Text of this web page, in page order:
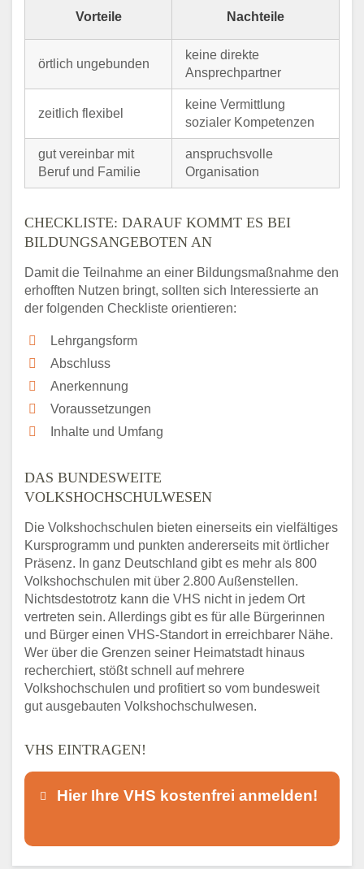
Vorteile Nachteile
örtlich ungebunden
keine direkte
Ansprechpartner
zeitlich flexibel
keine Vermittlung
sozialer Kompetenzen
gut vereinbar mit
Beruf und Familie
anspruchsvolle
Organisation
CHECKLISTE: DARAUF KOMMT ES BEI
BILDUNGSANGEBOTEN AN
Damit die Teilnahme an einer Bildungsmaßnahme den
erhofften Nutzen bringt, sollten sich Interessierte an
der folgenden Checkliste orientieren:
Lehrgangsform
Abschluss
Anerkennung
Voraussetzungen
Inhalte und Umfang
DAS BUNDESWEITE
VOLKSHOCHSCHULWESEN
Die Volkshochschulen bieten einerseits ein vielfältiges
Kursprogramm und punkten andererseits mit örtlicher
Präsenz. In ganz Deutschland gibt es mehr als 800
Volkshochschulen mit über 2.800 Außenstellen.
Nichtsdestotrotz kann die VHS nicht in jedem Ort
vertreten sein. Allerdings gibt es für alle Bürgerinnen
und Bürger einen VHS-Standort in erreichbarer Nähe.
Wer über die Grenzen seiner Heimatstadt hinaus
recherchiert, stößt schnell auf mehrere
Volkshochschulen und profitiert so vom bundesweit
gut ausgebauten Volkshochschulwesen.
VHS EINTRAGEN!
Hier Ihre VHS kostenfrei anmelden!